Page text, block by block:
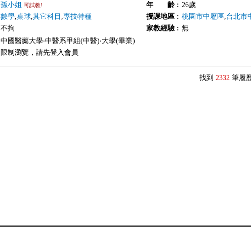
孫小姐 可試教! 年 齡: 26歲
數學,桌球,其它科目 ,專技特種 授課地區: 桃園市中壢區,台北市
不拘 家教經驗: 無
中國醫藥大學‧中醫系甲組(中醫)‧大學(畢業)
限制瀏覽，請先登入會員
找到 2332 筆履